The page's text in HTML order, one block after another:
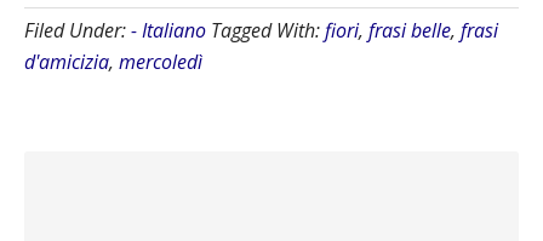
Filed Under:- Italiano Tagged With:fiori, frasi belle, frasi
d'amicizia, mercoledì